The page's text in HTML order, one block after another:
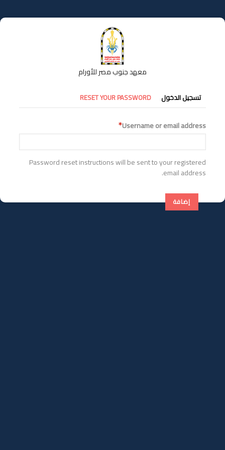
إلى
المحتوى
معهد جنوب مصر للأورام
التبويبات
الأساسية
تسجيل الدخول RESET YOUR PASSWORD
Username or email address
Password reset instructions will be sent to your registered
email address.